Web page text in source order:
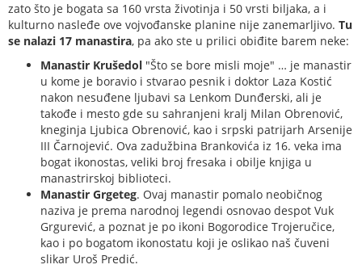
zato što je bogata sa 160 vrsta životinja i 50 vrsti biljaka, a i
kulturno nasleđe ove vojvođanske planine nije zanemarljivo. Tu
se nalazi 17 manastira, pa ako ste u prilici obiđite barem neke:
Manastir Krušedol "Što se bore misli moje" … je manastir
u kome je boravio i stvarao pesnik i doktor Laza Kostić
nakon nesuđene ljubavi sa Lenkom Dunđerski, ali je
takođe i mesto gde su sahranjeni kralj Milan Obrenović,
kneginja Ljubica Obrenović, kao i srpski patrijarh Arsenije
III Čarnojević. Ova zadužbina Brankovića iz 16. veka ima
bogat ikonostas, veliki broj fresaka i obilje knjiga u
manastrirskoj biblioteci.
Manastir Grgeteg. Ovaj manastir pomalo neobičnog
naziva je prema narodnoj legendi osnovao despot Vuk
Grgurević, a poznat je po ikoni Bogorodice Trojeručice,
kao i po bogatom ikonostatu koji je oslikao naš čuveni
slikar Uroš Predić.